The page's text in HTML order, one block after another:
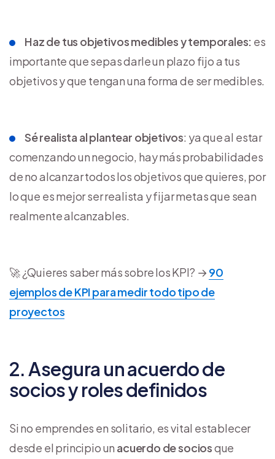
Haz de tus objetivos medibles y temporales: es
importante que sepas darle un plazo fijo a tus
objetivos y que tengan una forma de ser medibles.
Sé realista al plantear objetivos: ya que al estar
comenzando un negocio, hay más probabilidades
de no alcanzar todos los objetivos que quieres, por
lo que es mejor ser realista y fijar metas que sean
realmente alcanzables.
🚀 ¿Quieres saber más sobre los KPI? →90
ejemplos de KPI para medir todo tipo de
proyectos
2. Asegura un acuerdo de
socios y roles definidos
Si no emprendes en solitario, es vital establecer
desde el principio un acuerdo de sociosque